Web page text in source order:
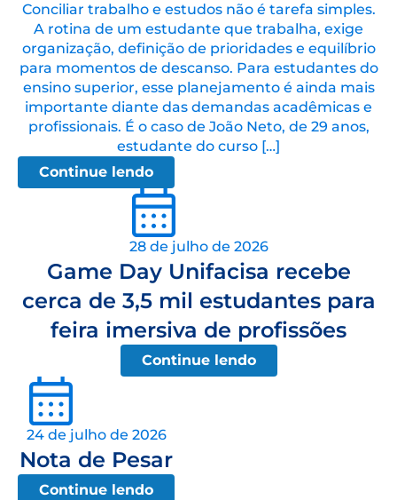
Conciliar trabalho e estudos não é tarefa simples.
A rotina de um estudante que trabalha, exige
organização, definição de prioridades e equilíbrio
para momentos de descanso. Para estudantes do
ensino superior, esse planejamento é ainda mais
importante diante das demandas acadêmicas e
profissionais. É o caso de João Neto, de 29 anos,
estudante do curso […]
Continue lendo
28 de julho de 2026
Game Day Unifacisa recebe
cerca de 3,5 mil estudantes para
feira imersiva de profissões
Continue lendo
24 de julho de 2026
Nota de Pesar
Continue lendo